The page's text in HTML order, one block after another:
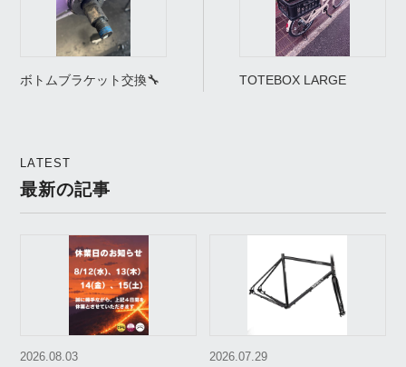
ボトムブラケット交換🔧 TOTEBOX LARGE
LATEST
最新の記事
2026.08.03 2026.07.29